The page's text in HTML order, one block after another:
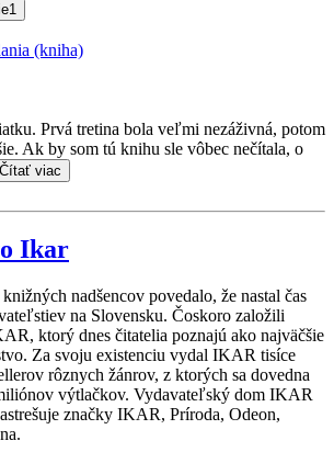
1
(kniha)
Prvá tretina bola veľmi nezáživná, potom
Ak by som tú knihu sle vôbec nečítala, o
Čítať viac
Ikar
nadšencov povedalo, že nastal čas
na Slovensku. Čoskoro založili
ktorý dnes čitatelia poznajú ako najväčšie
Za svoju existenciu vydal IKAR tisíce
rôznych žánrov, z ktorých sa dovedna
výtlačkov. Vydavateľský dom IKAR
značky IKAR, Príroda, Odeon,